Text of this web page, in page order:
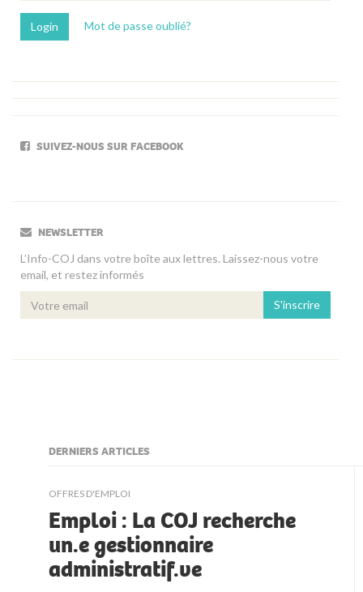
Mot de passe oublié?
SUIVEZ-NOUS SUR FACEBOOK
NEWSLETTER
L’Info-COJ dans votre boîte aux lettres. Laissez-nous votre
email, et restez informés
S'inscrire
DERNIERS ARTICLES
OFFRES D'EMPLOI
Emploi : La COJ recherche
un.e gestionnaire
administratif.ve